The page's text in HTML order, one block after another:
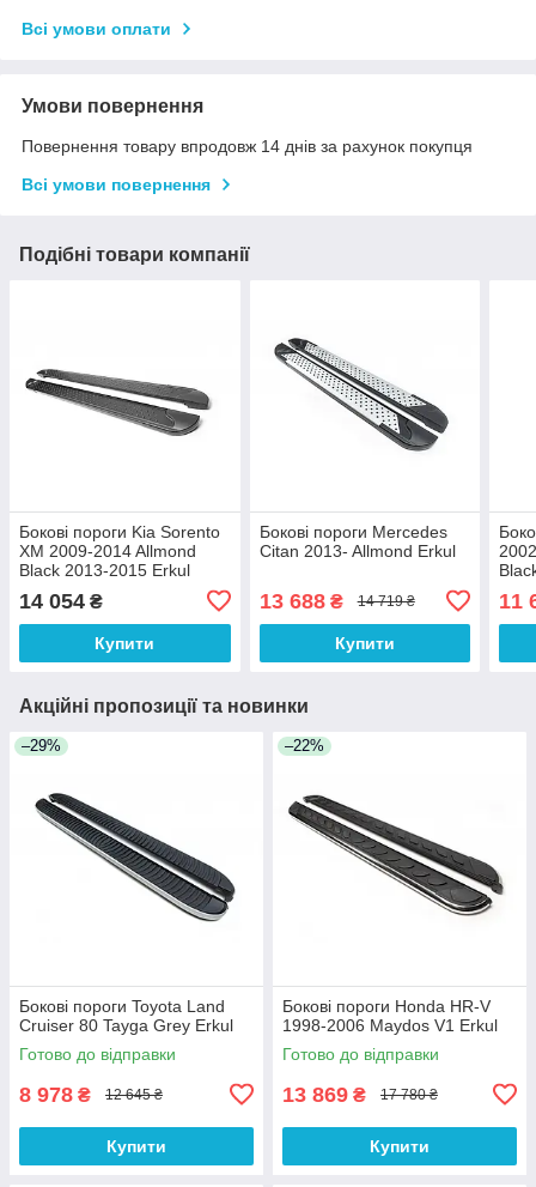
Всі умови оплати
Умови повернення
Повернення товару впродовж 14 днів за рахунок покупця
Всі умови повернення
Подібні товари компанії
Бокові пороги Kia Sorento
XM 2009-2014 Allmond
Black 2013-2015 Erkul
14 054 ₴
Купити
Бокові пороги Mercedes
Citan 2013- Allmond Erkul
13 688₴ 14 719 ₴
Купити
11
Акційні пропозиції та новинки
–29%
Бокові пороги Toyota Land
Cruiser 80 Tayga Grey Erkul
Готово до відправки
8 978 ₴ 12 645 ₴
Купити
–22%
Бокові пороги Honda HR-V
1998-2006 Maydos V1 Erkul
Готово до відправки
13 869 ₴ 17 780 ₴
Купити